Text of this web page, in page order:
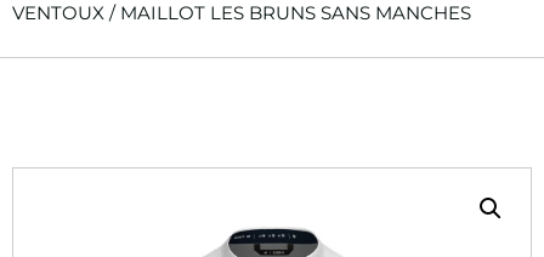
VENTOUX / MAILLOT LES BRUNS SANS MANCHES